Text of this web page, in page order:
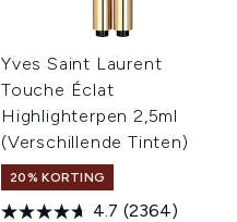
Yves Saint Laurent
Touche Éclat
Highlighterpen 2,5ml
(Verschillende Tinten)
20% KORTING
4.7 (2364)